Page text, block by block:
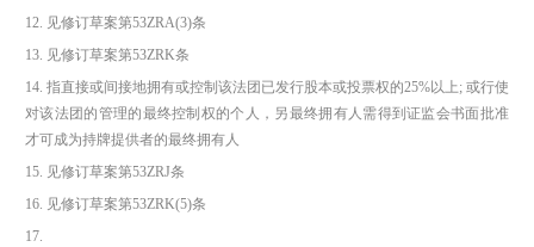
12. 见修订草案第53ZRA(3)条
13. 见修订草案第53ZRK条
14. 指直接或间接地拥有或控制该法团已发行股本或投票权的25%以上; 或行使
对该法团的管理的最终控制权的个人，另最终拥有人需得到证监会书面批准
才可成为持牌提供者的最终拥有人
15. 见修订草案第53ZRJ条
16. 见修订草案第53ZRK(5)条
17.